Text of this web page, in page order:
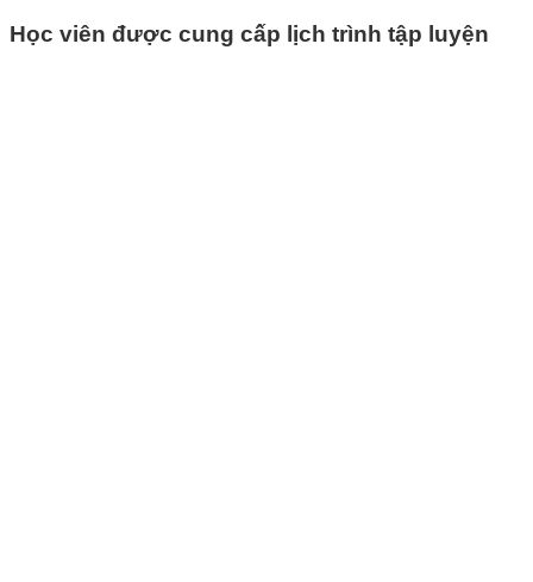
Học viên được cung cấp lịch trình tập luyện